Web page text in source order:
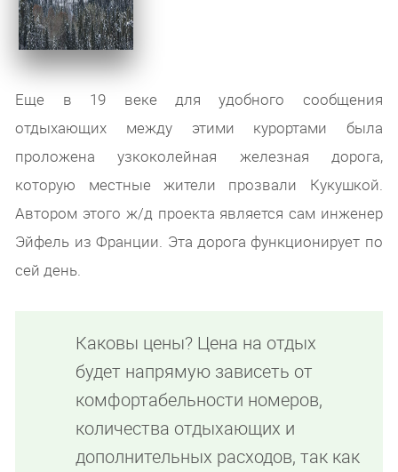
Еще в 19 веке для удобного сообщения
отдыхающих между этими курортами была
проложена узкоколейная железная дорога,
которую местные жители прозвали Кукушкой.
Автором этого ж/д проекта является сам инженер
Эйфель из Франции. Эта дорога функционирует по
сей день.
Каковы цены? Цена на отдых
будет напрямую зависеть от
комфортабельности номеров,
количества отдыхающих и
дополнительных расходов, так как